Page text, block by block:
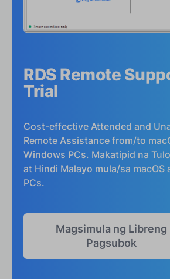
RDS Remote
Trial
Cost-effective Attended and
Remote Assistance from/to
Windows PCs. Makatipid na
at Hindi Malayo mula/sa macOS
PCs.
Magsimula ng Libreng
Pagsubok